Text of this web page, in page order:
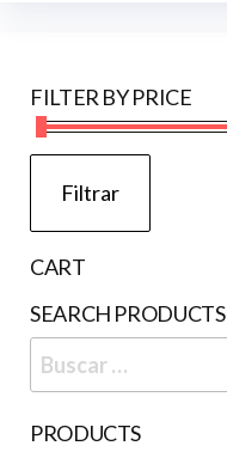
FILTER BY PRICE
Filtrar
CART
SEARCH PRODUCTS
Buscar:
PRODUCTS